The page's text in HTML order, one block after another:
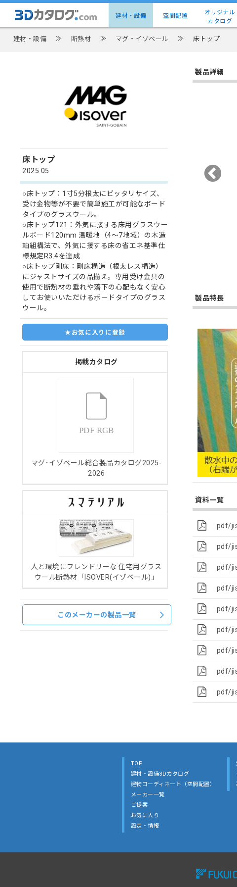
建材・設備 空間配置
オリジナル
カタログ
建材・設備 ≫ 断熱材 ≫ マグ・イゾベール ≫ 床トップ
床トップ
2025.05
○床トップ：1寸5分根太にピッタリサイズ、
受け金物等が不要で簡単施工が可能なボード
タイプのグラスウール。
○床トップ121：外気に接する床用グラスウー
ルボード120mm 温暖地（4～7地域）の木造
軸組構法で、外気に接する床の省エネ基準仕
様規定R3.4を達成
○床トップ剛床：剛床構造（根太レス構造）
にジャストサイズの品揃え。専用受け金具の
使用で断熱材の垂れや落下の心配もなく安心
してお使いいただけるボードタイプのグラス
ウール。
★お気に入りに登録
掲載カタログ
マグ･イゾベール総合製品カタログ2025-
2026
人と環境にフレンドリーな 住宅用グラス
ウール断熱材「ISOVER(イゾベール)」
このメーカーの製品一覧
製品詳細
製品特長
資料一覧
pdf/
pdf/
pdf/
pdf/
pdf/
pdf/
pdf/
pdf/
pdf/
TOP
建材・設備3Dカタログ
建物コーディネート（空間配置）
メーカー一覧
ご提案
お気に入り
設定・情報